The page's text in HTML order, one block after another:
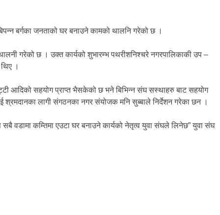
बर्गका जनताको घर बनाउने कामको थालनि गरेको छ ।
गरेको छ । उक्त कार्यको शुभारम्भ पथरीशनिश्चरे नगरपालिकाकी उप –
।
आदिको सहयोग प्राप्त भैसकेको छ भने बिभिन्न संघ सस्थाहरु बाट सहयोग
श्रमदानका लागी संगठनका नगर संयोजक मनि सुब्बाले निर्देशन गरेका छन ।
सबै वडामा कम्तिमा एउटा घर बनाउने कार्यको नेतृत्व युवा संघले लिनेछ” युवा संघ